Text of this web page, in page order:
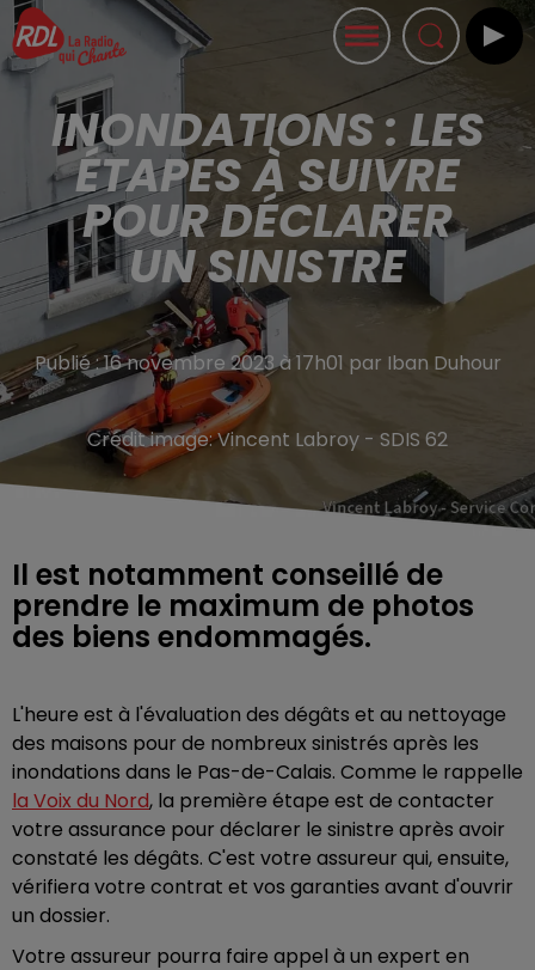
INONDATIONS : LES
ÉTAPES À SUIVRE
POUR DÉCLARER
UN SINISTRE
Publié : 16 novembre 2023 à 17h01 par Iban Duhour
Crédit image:Vincent Labroy - SDIS 62
Il est notamment conseillé de
prendre le maximum de photos
des biens endommagés.
L'heure est à l'évaluation des dégâts et au nettoyage
des maisons pour de nombreux sinistrés après les
inondations dans le Pas-de-Calais. Comme le rappelle
la Voix du Nord, la première étape est de contacter
votre assurance pour déclarer le sinistre après avoir
constaté les dégâts. C'est votre assureur qui, ensuite,
vérifiera votre contrat et vos garanties avant d'ouvrir
un dossier.
Votre assureur pourra faire appel à un expert en